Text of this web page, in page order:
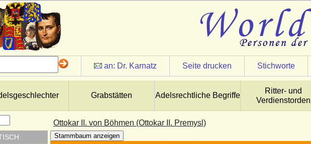
an: Dr. Karnatz Seite drucken Stichworte
Grabstätten Adelsrechtliche Begriffe
Ritter- und
Verdienstorden
Ottokar II. von Böhmen (Ottokar II. Premysl)
Stammbaum anzeigen
zu